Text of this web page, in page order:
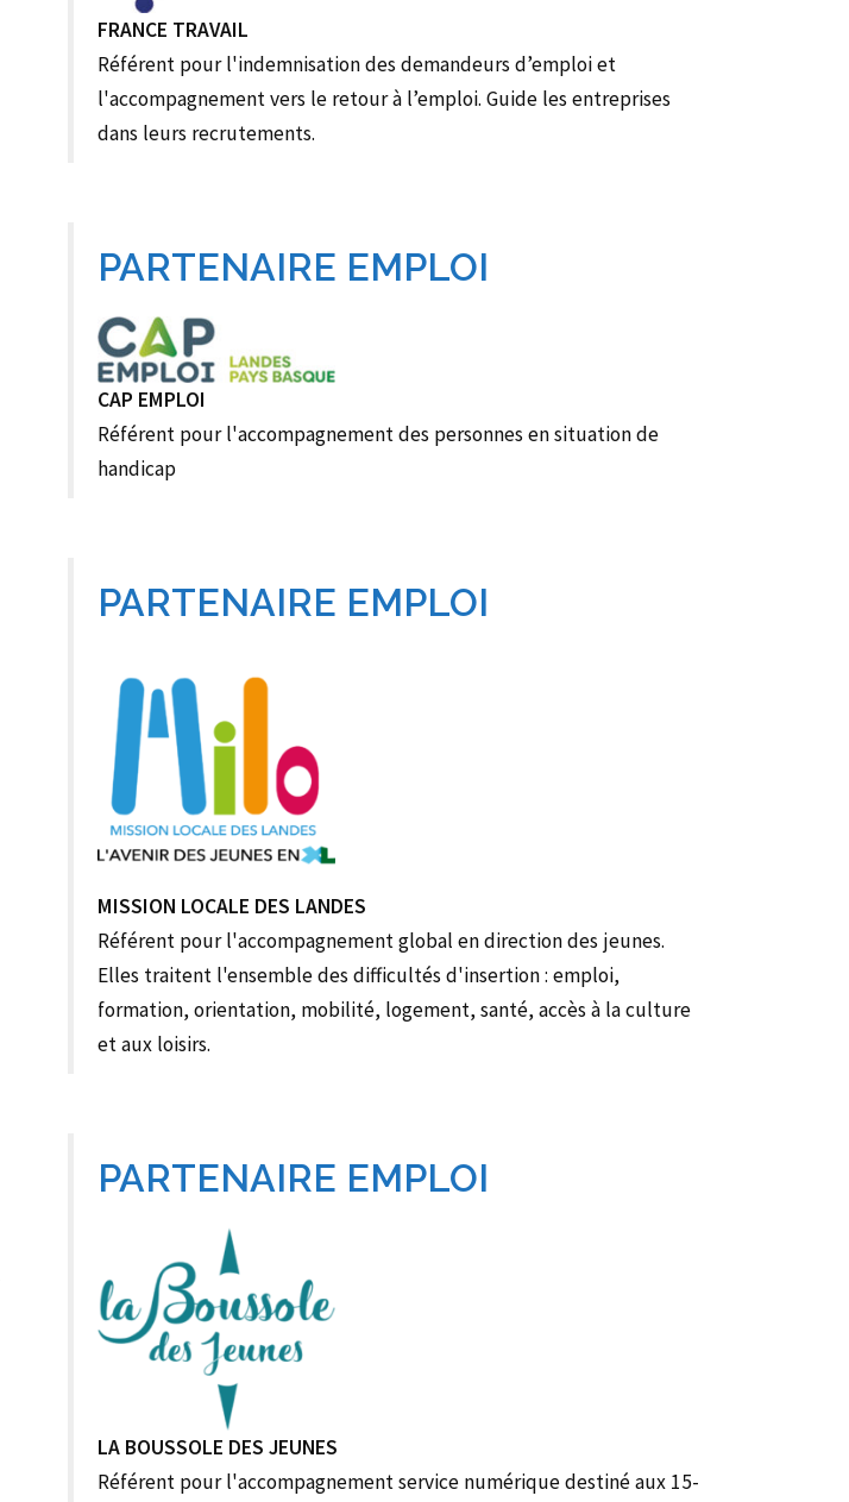
FRANCE TRAVAIL
Référent pour l'indemnisation des demandeurs d’emploi et
l'accompagnement vers le retour à l’emploi. Guide les entreprises
dans leurs recrutements.
PARTENAIRE EMPLOI
CAP EMPLOI
Référent pour l'accompagnement des personnes en situation de
handicap
PARTENAIRE EMPLOI
MISSION LOCALE DES LANDES
Référent pour l'accompagnement global en direction des jeunes.
Elles traitent l'ensemble des difficultés d'insertion : emploi,
formation, orientation, mobilité, logement, santé, accès à la culture
et aux loisirs.
PARTENAIRE EMPLOI
LA BOUSSOLE DES JEUNES
Référent pour l'accompagnement service numérique destiné aux 15-